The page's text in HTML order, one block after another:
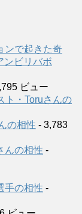
ンで起きた奇
ンビリバボ
ビュー
ト・Toruさんの
の相性 - 3,783
んの相性 -
手の相性 -